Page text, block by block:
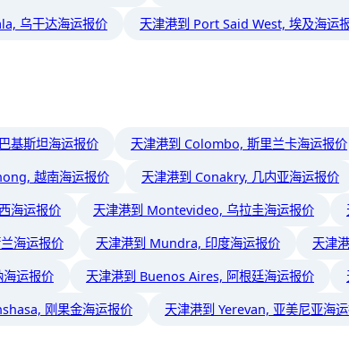
乌干达海运报价 天津港到 Port Said West, 埃及海运
基斯坦海运报价 天津港到 Colombo, 斯里兰卡海运报价
越南海运报价 天津港到 Conakry, 几内亚海运报价
海运报价 天津港到 Montevideo, 乌拉圭海运报价
海运报价 天津港到 Mundra, 印度海运报价
天津
运报价 天津港到 Buenos Aires, 阿根廷海运报价
刚果金海运报价 天津港到 Yerevan, 亚美尼亚海